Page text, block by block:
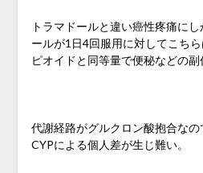
トラマドールと違い癌性疼痛に
ールが1日4回服用に対してこち
ピオイドと同等量で便秘などの副
代謝経路がグルクロン酸抱合な
CYPによる個人差が生じ難い。